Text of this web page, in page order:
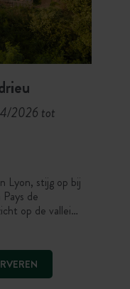
2026 tot
Lyon, stijg op bij
de
op de vallei
de wijngaarden
Bosspa,
de ViaRhôna